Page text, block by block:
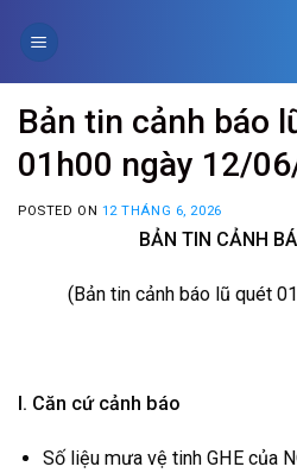
Bản tin cảnh báo
01h00 ngày 12/
POSTED ON 12 THÁNG 6, 2026
BẢN TIN CẢNH
(Bản tin cảnh báo lũ quét
I. Căn cứ cảnh báo
Số liệu mưa vệ tinh GHE của